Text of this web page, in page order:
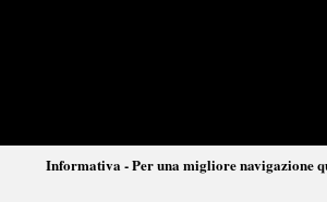
Informativa - Per una migliore navigazione